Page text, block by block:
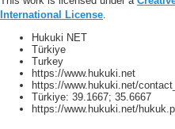
International License
Hukuki NET
Türkiye
Turkey
https://www.hukuki.net
https://www.hukuki.net/
Türkiye: 39.1667; 35.6667
https://www.hukuki.net/